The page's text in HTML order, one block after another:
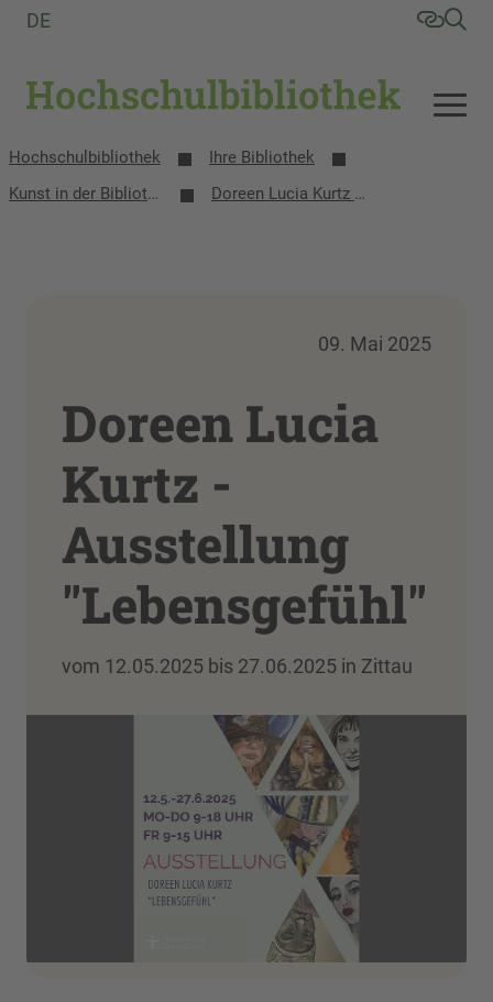
DE
Hochschulbibliothek
Ihre Bibliothek
Kunst in der Bibliothek
Doreen Lucia Kurtz - Lebensgefühl
09. Mai 2025
Doreen Lucia
Kurtz -
Ausstellung
"Lebensgefühl"
vom 12.05.2025 bis 27.06.2025 in Zittau